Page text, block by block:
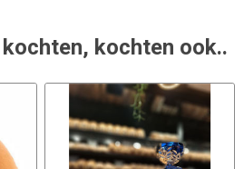
kochten ook..